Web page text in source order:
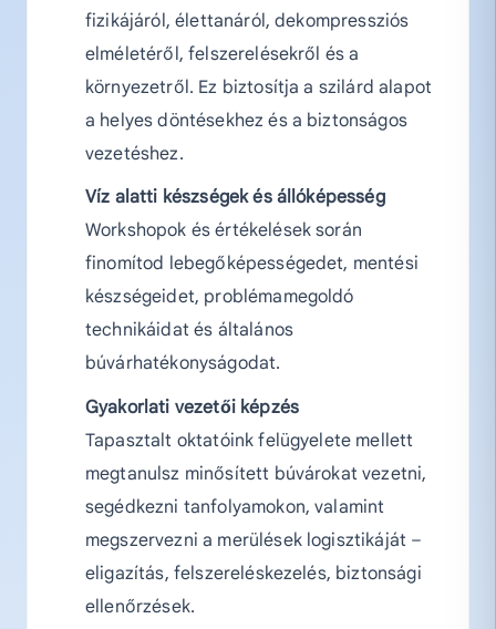
fizikájáról, élettanáról, dekompressziós
elméletéről, felszerelésekről és a
környezetről. Ez biztosítja a szilárd alapot
a helyes döntésekhez és a biztonságos
vezetéshez.
Víz alatti készségek és állóképesség
Workshopok és értékelések során
finomítod lebegőképességedet, mentési
készségeidet, problémamegoldó
technikáidat és általános
búvárhatékonyságodat.
Gyakorlati vezetői képzés
Tapasztalt oktatóink felügyelete mellett
megtanulsz minősített búvárokat vezetni,
segédkezni tanfolyamokon, valamint
megszervezni a merülések logisztikáját –
eligazítás, felszereléskezelés, biztonsági
ellenőrzések.